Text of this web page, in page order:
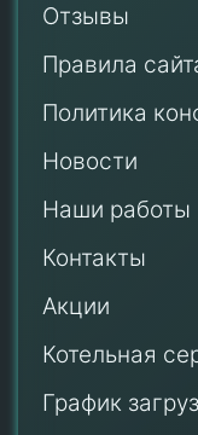
Отзывы
Правила
Политика
Новости
Наши работы
Контакты
Акции
Котельная
График